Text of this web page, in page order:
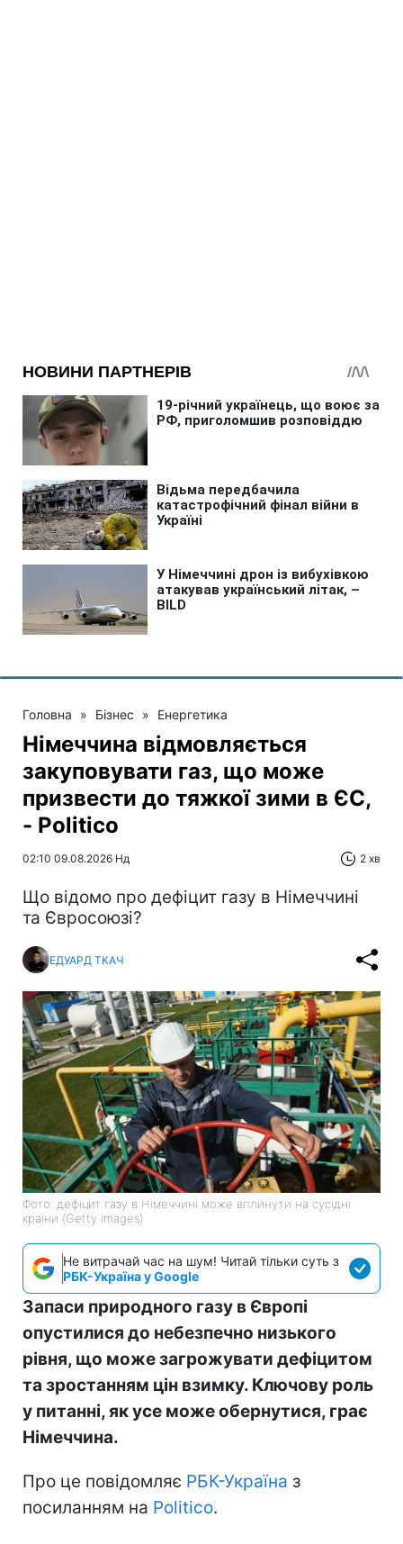
Головна » Бізнес » Енергетика
Німеччина відмовляється
закуповувати газ, що може
призвести до тяжкої зими в ЄС,
- Politico
02:10 09.08.2026 Нд 2 хв
Що відомо про дефіцит газу в Німеччині
та Євросоюзі?
ЕДУАРД ТКАЧ
Фото: дефіцит газу в Німеччині може вплинути на сусідні
країни (Getty Images)
Не витрачай час на шум! Читай тільки суть з
РБК-Україна у Google
Запаси природного газу в Європі
опустилися до небезпечно низького
рівня, що може загрожувати дефіцитом
та зростанням цін взимку. Ключову роль
у питанні, як усе може обернутися, грає
Німеччина.
Про це повідомляє РБК-Україна з
посиланням на Politico.